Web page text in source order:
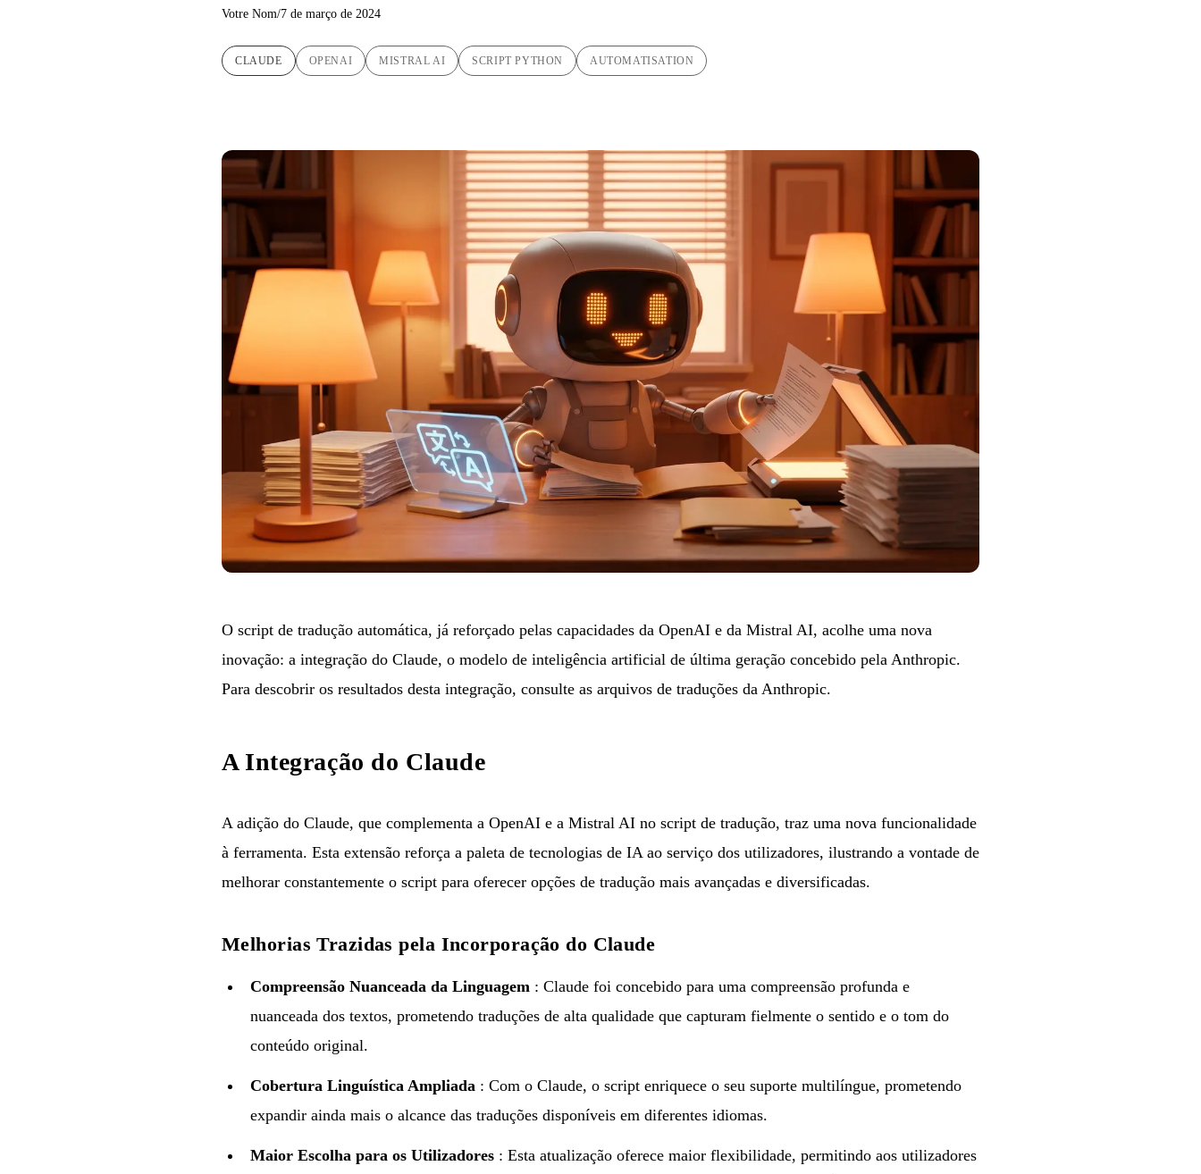
Votre Nom/7 de março de 2024
CLAUDE OPENAI MISTRAL AI SCRIPT PYTHON AUTOMATISATION
O script de tradução automática, já reforçado pelas capacidades da OpenAI e da Mistral AI, acolhe uma nova
inovação: a integração do Claude, o modelo de inteligência artificial de última geração concebido pela Anthropic.
Para descobrir os resultados desta integração, consulte as arquivos de traduções da Anthropic.
A Integração do Claude
A adição do Claude, que complementa a OpenAI e a Mistral AI no script de tradução, traz uma nova funcionalidade
à ferramenta. Esta extensão reforça a paleta de tecnologias de IA ao serviço dos utilizadores, ilustrando a vontade de
melhorar constantemente o script para oferecer opções de tradução mais avançadas e diversificadas.
Melhorias Trazidas pela Incorporação do Claude
Compreensão Nuanceada da Linguagem : Claude foi concebido para uma compreensão profunda e
nuanceada dos textos, prometendo traduções de alta qualidade que capturam fielmente o sentido e o tom do
conteúdo original.
Cobertura Linguística Ampliada : Com o Claude, o script enriquece o seu suporte multilíngue, prometendo
expandir ainda mais o alcance das traduções disponíveis em diferentes idiomas.
Maior Escolha para os Utilizadores : Esta atualização oferece maior flexibilidade, permitindo aos utilizadores